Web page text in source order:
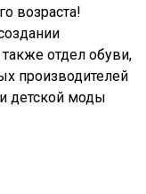
возраста!
отдел обуви,
производителей
детской моды